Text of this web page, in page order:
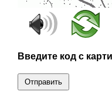
Введите код с
Отправить